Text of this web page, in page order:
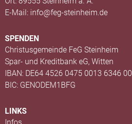
E-Mail: info@feg-steinheim.de
SPENDEN
Christusgemeinde FeG Steinheim
Spar- und Kreditbank eG, Witten
IBAN: DE64 4526 0475 0013 6346 00
BIC: GENODEM1BFG
LINKS